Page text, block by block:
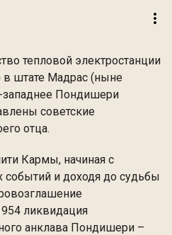
тепловой электростанции
в штате Мадрас (ныне
западнее Пондишери
советские
отца.
Кармы, начиная с
событий и доходя до судьбы
ликвидация
анклава Пондишери –